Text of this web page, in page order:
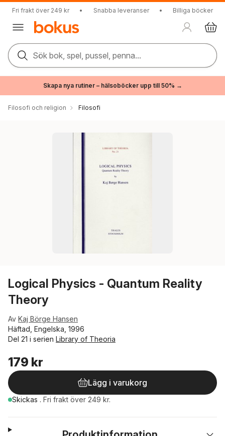
Fri frakt över 249 kr • Snabba leveranser • Billiga böcker
Sök bok, spel, pussel, penna...
Skapa nya rutiner – hälsoböcker upp till 50% →
Filosofi och religion Filosofi
Logical Physics - Quantum Reality
Theory
Av Kaj Börge Hansen
Häftad, Engelska, 1996
Del 21 i serien Library of Theoria
179 kr
Lägg i varukorg
Skickas . Fri frakt över 249 kr.